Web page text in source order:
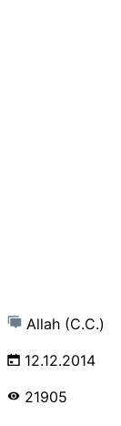
Allah (C.C.)
12.12.2014
21905